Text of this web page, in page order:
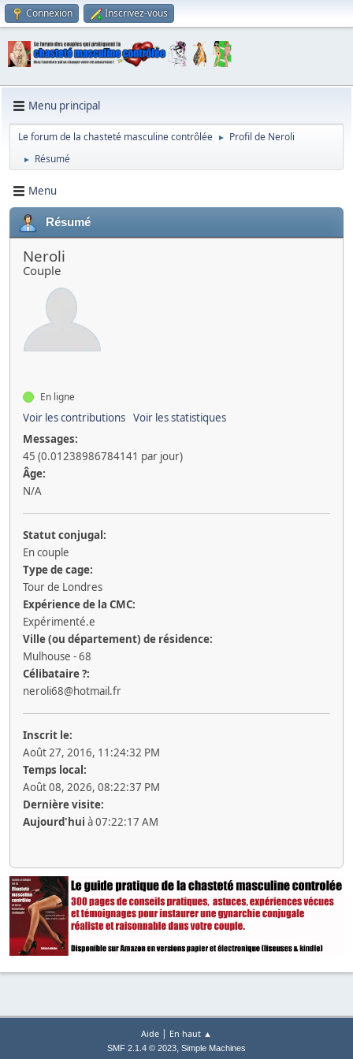
Connexion Inscrivez-vous
Menu principal
Le forum de la chasteté masculine contrôlée ► Profil de Neroli
► Résumé
Menu
Résumé
Neroli
Couple
En ligne
Voir les contributions Voir les statistiques
Messages:
45 (0.01238986784141 par jour)
Âge:
N/A
Statut conjugal:
En couple
Type de cage:
Tour de Londres
Expérience de la CMC:
Expérimenté.e
Ville (ou département) de résidence:
Mulhouse - 68
Célibataire ?:
neroli68@hotmail.fr
Inscrit le:
Août 27, 2016, 11:24:32 PM
Temps local:
Août 08, 2026, 08:22:37 PM
Dernière visite:
Aujourd'hui à 07:22:17 AM
Aide | En haut ▲
SMF 2.1.4 © 2023, Simple Machines